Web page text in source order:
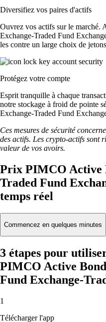
Diversifiez vos paires d'actifs
Ouvrez vos actifs sur le
Exchange-Traded Fund
les contre un large choix de
Protégez votre compte
Esprit tranquille à chaque
notre stockage à froid de pointe
Exchange-Traded Fund
Ces mesures de sécurité
des actifs. Les crypto-actifs sont
valeur de vos avoirs.
Prix PIMCO Active
Traded Fund
temps réel
Commencez en quelques minutes
3 étapes pour
PIMCO Active
Fund Exchange-
1
Télécharger l'app